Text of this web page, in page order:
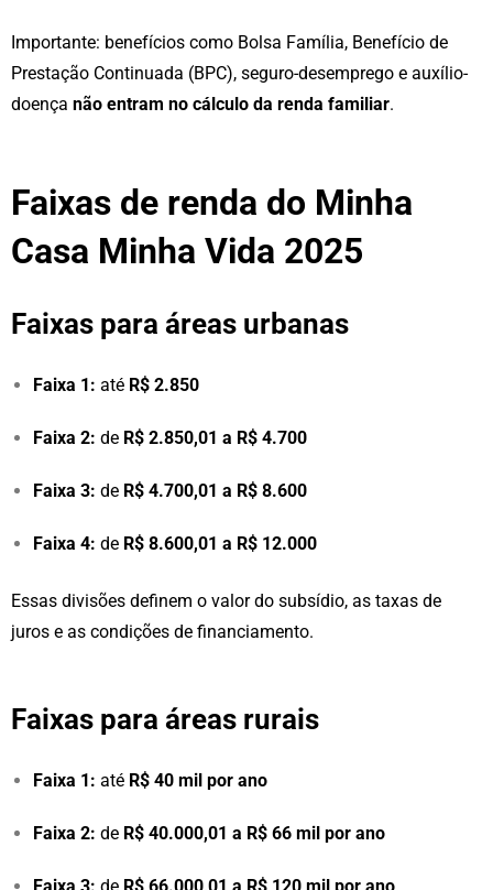
Importante: benefícios como Bolsa Família, Benefício de
Prestação Continuada (BPC), seguro-desemprego e auxílio-
doença não entram no cálculo da renda familiar.
Faixas de renda do Minha
Casa Minha Vida 2025
Faixas para áreas urbanas
Faixa 1: até R$ 2.850
Faixa 2: de R$ 2.850,01 a R$ 4.700
Faixa 3: de R$ 4.700,01 a R$ 8.600
Faixa 4: de R$ 8.600,01 a R$ 12.000
Essas divisões definem o valor do subsídio, as taxas de
juros e as condições de financiamento.
Faixas para áreas rurais
Faixa 1: até R$ 40 mil por ano
Faixa 2: de R$ 40.000,01 a R$ 66 mil por ano